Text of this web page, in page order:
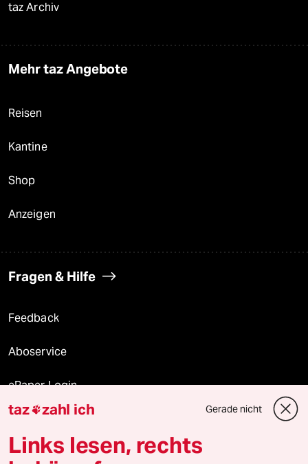
taz Archiv
Mehr taz Angebote
Reisen
Kantine
Shop
Anzeigen
Fragen & Hilfe
Feedback
Aboservice
ePaper Login
Downloads für Abonnierende
taz zahl ich Gerade nicht
Links lesen, rechts